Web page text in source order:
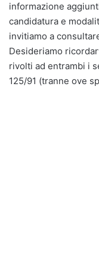
informazione
candidatura e
invitiamo a
Desideriamo
rivolti ad entrambi i
125/91 (tranne ove